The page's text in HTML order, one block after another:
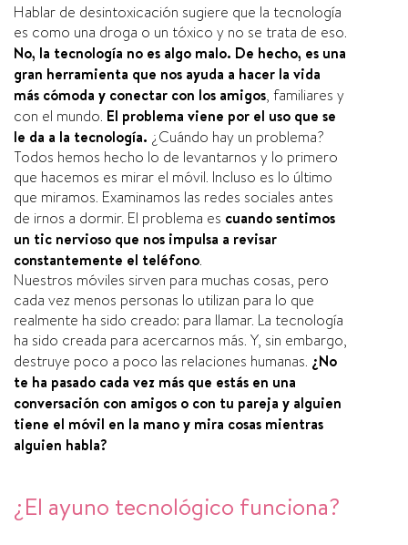
Hablar de desintoxicación sugiere que la tecnologí­a
es como una droga o un tóxico y no se trata de eso.
No, la tecnologí­a no es algo malo. De hecho, es una
gran herramienta que nos ayuda a hacer la vida
más cómoda y conectar con los amigos, familiares y
con el mundo. El problema viene por el uso que se
le da a la tecnologí­a. ¿Cuándo hay un problema?
Todos hemos hecho lo de levantarnos y lo primero
que hacemos es mirar el móvil. Incluso es lo último
que miramos. Examinamos las redes sociales antes
de irnos a dormir. El problema es cuando sentimos
un tic nervioso que nos impulsa a revisar
constantemente el teléfono.
Nuestros móviles sirven para muchas cosas, pero
cada vez menos personas lo utilizan para lo que
realmente ha sido creado: para llamar. La tecnologí­a
ha sido creada para acercarnos más. Y, sin embargo,
destruye poco a poco las relaciones humanas. ¿No
te ha pasado cada vez más que estás en una
conversación con amigos o con tu pareja y alguien
tiene el móvil en la mano y mira cosas mientras
alguien habla?
¿El ayuno tecnológico funciona?